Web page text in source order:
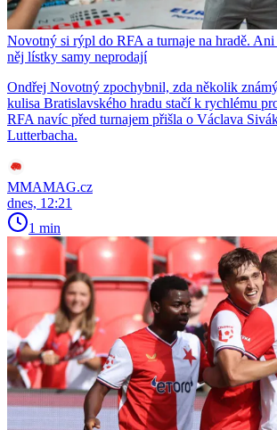
Novotný si rýpl do RFA a turnaje na hradě. Ani
něj lístky samy neprodají
Ondřej Novotný zpochybnil, zda několik
kulisa Bratislavského hradu stačí k rychlému
RFA navíc před turnajem přišla o Václava
Lutterbacha.
MMAMAG.cz
dnes, 12:21
1 min